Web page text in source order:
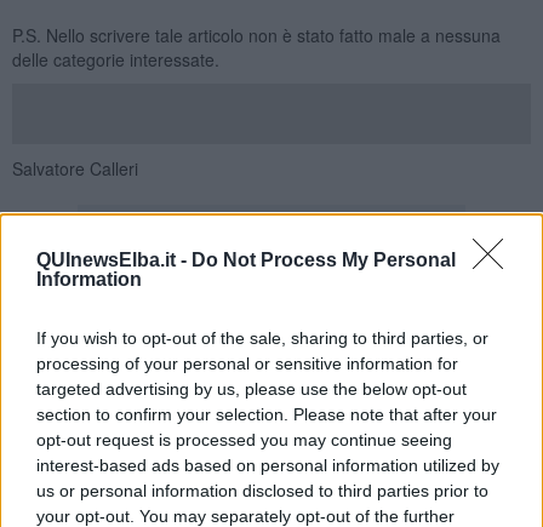
QUInewsElba.it - Do Not Process My Personal
Information
If you wish to opt-out of the sale, sharing to third parties, or
processing of your personal or sensitive information for
targeted advertising by us, please use the below opt-out
section to confirm your selection. Please note that after your
opt-out request is processed you may continue seeing
interest-based ads based on personal information utilized by
us or personal information disclosed to third parties prior to
your opt-out. You may separately opt-out of the further
P.S. Nello scrivere tale articolo non è stato fatto male a nessuna
delle categorie interessate.
Salvatore Calleri
Se vuoi leggere le notizie principali dell'isola d'Elba iscriviti alla
Newsletter QUInews ELBA.Arriva gratis tutti i giorni alle 7:00 del
mattino direttamente nella tua casella di posta.
Basta cliccareQUI
Se vuoi leggere le notizie principali della Toscana iscriviti alla
Newsletter QUInews - ToscanaMedia. Arriva gratis tutti i giorni
alle 20:00 direttamente nella tua casella di posta.